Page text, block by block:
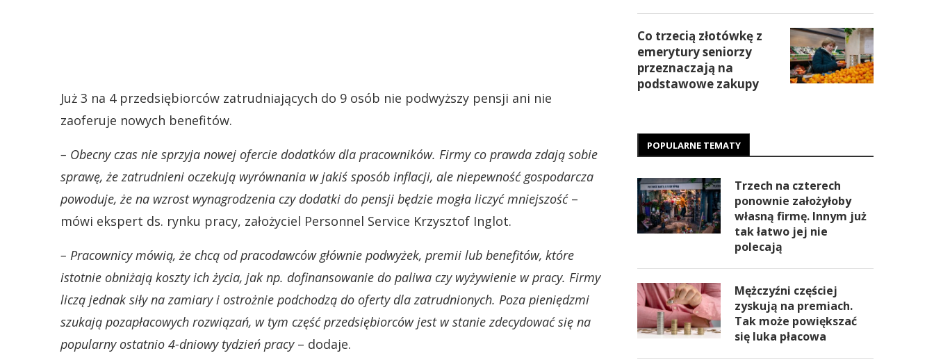
Już 3 na 4 przedsiębiorców zatrudniających do 9 osób nie podwyższy pensji ani nie
zaoferuje nowych benefitów.
– Obecny czas nie sprzyja nowej ofercie dodatków dla pracowników. Firmy co prawda zdają sobie
sprawę, że zatrudnieni oczekują wyrównania w jakiś sposób inflacji, ale niepewność gospodarcza
powoduje, że na wzrost wynagrodzenia czy dodatki do pensji będzie mogła liczyć mniejszość–
mówi ekspert ds. rynku pracy, założyciel Personnel Service Krzysztof Inglot.
– Pracownicy mówią, że chcą od pracodawców głównie podwyżek, premii lub benefitów, które
istotnie obniżają koszty ich życia, jak np. dofinansowanie do paliwa czy wyżywienie w pracy. Firmy
liczą jednak siły na zamiary i ostrożnie podchodzą do oferty dla zatrudnionych. Poza pieniędzmi
szukają pozapłacowych rozwiązań, w tym część przedsiębiorców jest w stanie zdecydować się na
popularny ostatnio 4-dniowy tydzień pracy– dodaje.
Co trzecią złotówkę z
emerytury seniorzy
przeznaczają na
podstawowe zakupy
POPULARNE TEMATY
Trzech na czterech
ponownie założyłoby
własną firmę. Innym już
tak łatwo jej nie
polecają
Mężczyźni częściej
zyskują na premiach.
Tak może powiększać
się luka płacowa